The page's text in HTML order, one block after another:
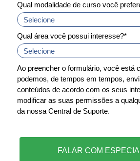
Qual modalidade de curso você
Qual área você possui interesse?*
Ao preencher o formulário, você está
podemos, de tempos em tempos,
conteúdos de acordo com os seus
modificar as suas permissões a
da nossa Central de Suporte.
FALAR COM